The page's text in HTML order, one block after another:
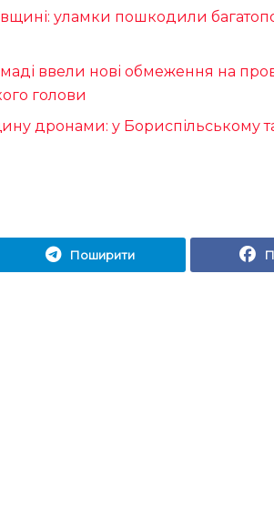
уламки пошкодили
ввели нові обмеження на
голови
дронами: у Бориспільському
Поширити